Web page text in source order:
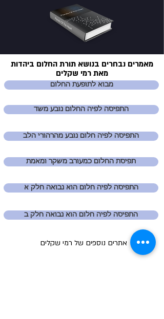
מאמרים נבחרים בנושאתורת החלום ביהדות
מאתרמי שקלים
מבוא לתופעת החלום
התפיסה לפיה החלום נובע משד
התפיסה לפיה חלום נובע מהרהורי הלב
תפיסת החלום כמעורב משקר ומאמת
התפיסה לפיה חלום הוא נבואה חלק א
התפיסה לפיה חלום הוא נבואה חלק ב
אתרים נוספים של רמי שקלים